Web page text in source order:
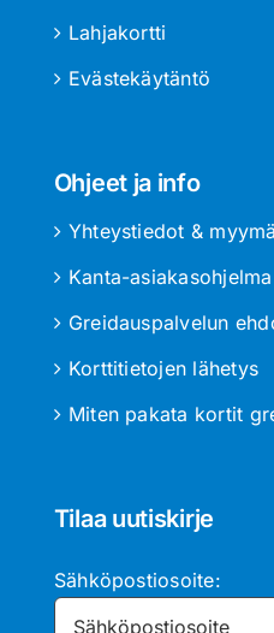
Lahjakortti
Evästekäytäntö
Ohjeet ja info
Yhteystiedot &
Kanta-asiakasohjelma
Greidauspalvelun
Korttitietojen lähetys
Miten pakata kortit
Tilaa uutiskirje
Sähköpostiosoite: